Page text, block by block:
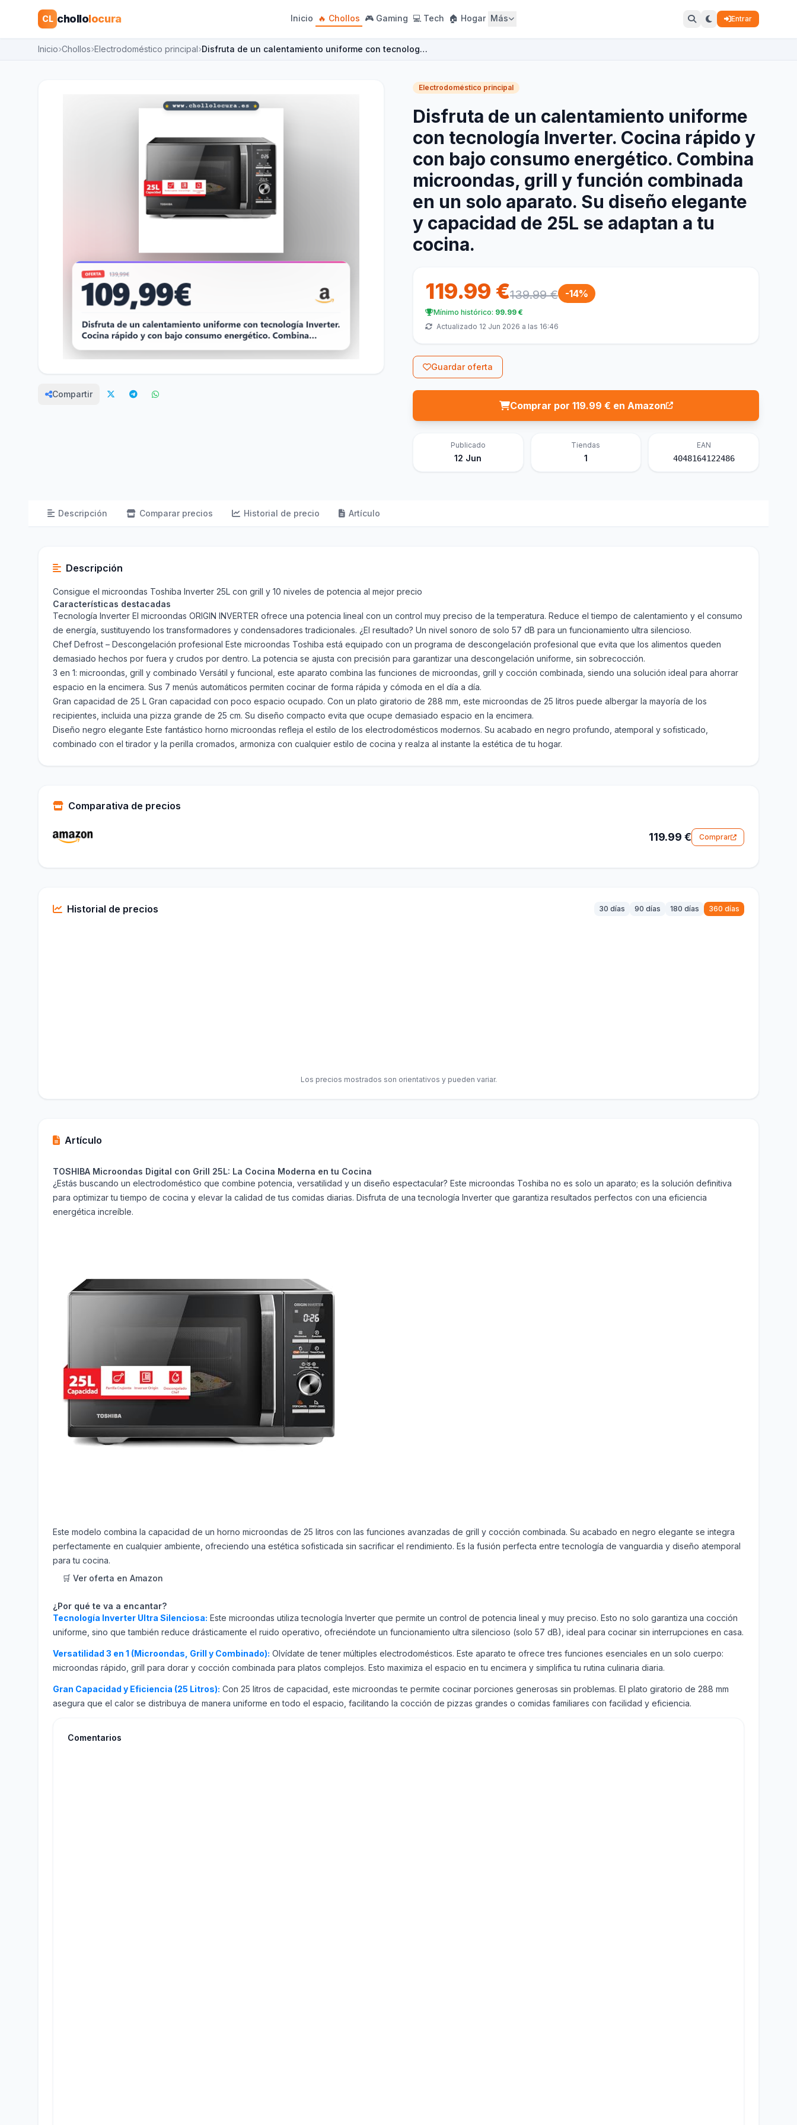
CL chollolocura Inicio 🔥 Chollos 🎮 Gaming 💻 Tech 🏠 Hogar Más Entrar
Inicio Chollos Electrodoméstico principal Disfruta de un calentamiento uniforme con tecnolog…
Compartir
Electrodoméstico principal
Disfruta de un calentamiento uniforme
con tecnología Inverter. Cocina rápido y
con bajo consumo energético. Combina
microondas, grill y función combinada
en un solo aparato. Su diseño elegante
y capacidad de 25L se adaptan a tu
cocina.
119.99 €139.99 € -14%
Mínimo histórico: 99.99 €
Actualizado 12 Jun 2026 a las 16:46
Guardar oferta
Comprar por 119.99 € en Amazon
Publicado
12 Jun
Tiendas
1
EAN
4048164122486
Descripción Comparar precios Historial de precio Artículo
Descripción
Consigue el microondas Toshiba Inverter 25L con grill y 10 niveles de potencia al mejor precio
Características destacadas
Tecnología Inverter El microondas ORIGIN INVERTER ofrece una potencia lineal con un control muy preciso de la temperatura. Reduce el tiempo de calentamiento y el consumo
de energía, sustituyendo los transformadores y condensadores tradicionales. ¿El resultado? Un nivel sonoro de solo 57 dB para un funcionamiento ultra silencioso.
Chef Defrost – Descongelación profesional Este microondas Toshiba está equipado con un programa de descongelación profesional que evita que los alimentos queden
demasiado hechos por fuera y crudos por dentro. La potencia se ajusta con precisión para garantizar una descongelación uniforme, sin sobrecocción.
3 en 1: microondas, grill y combinado Versátil y funcional, este aparato combina las funciones de microondas, grill y cocción combinada, siendo una solución ideal para ahorrar
espacio en la encimera. Sus 7 menús automáticos permiten cocinar de forma rápida y cómoda en el día a día.
Gran capacidad de 25 L Gran capacidad con poco espacio ocupado. Con un plato giratorio de 288 mm, este microondas de 25 litros puede albergar la mayoría de los
recipientes, incluida una pizza grande de 25 cm. Su diseño compacto evita que ocupe demasiado espacio en la encimera.
Diseño negro elegante Este fantástico horno microondas refleja el estilo de los electrodomésticos modernos. Su acabado en negro profundo, atemporal y sofisticado,
combinado con el tirador y la perilla cromados, armoniza con cualquier estilo de cocina y realza al instante la estética de tu hogar.
Comparativa de precios
119.99 € Comprar
Historial de precios 30 días 90 días 180 días 360 días
Los precios mostrados son orientativos y pueden variar.
Artículo
TOSHIBA Microondas Digital con Grill 25L: La Cocina Moderna en tu Cocina
¿Estás buscando un electrodoméstico que combine potencia, versatilidad y un diseño espectacular? Este microondas Toshiba no es solo un aparato; es la solución definitiva
para optimizar tu tiempo de cocina y elevar la calidad de tus comidas diarias. Disfruta de una tecnología Inverter que garantiza resultados perfectos con una eficiencia
energética increíble.
Este modelo combina la capacidad de un horno microondas de 25 litros con las funciones avanzadas de grill y cocción combinada. Su acabado en negro elegante se integra
perfectamente en cualquier ambiente, ofreciendo una estética sofisticada sin sacrificar el rendimiento. Es la fusión perfecta entre tecnología de vanguardia y diseño atemporal
para tu cocina.
🛒 Ver oferta en Amazon
¿Por qué te va a encantar?
Tecnología Inverter Ultra Silenciosa: Este microondas utiliza tecnología Inverter que permite un control de potencia lineal y muy preciso. Esto no solo garantiza una cocción
uniforme, sino que también reduce drásticamente el ruido operativo, ofreciéndote un funcionamiento ultra silencioso (solo 57 dB), ideal para cocinar sin interrupciones en casa.
Versatilidad 3 en 1 (Microondas, Grill y Combinado): Olvídate de tener múltiples electrodomésticos. Este aparato te ofrece tres funciones esenciales en un solo cuerpo:
microondas rápido, grill para dorar y cocción combinada para platos complejos. Esto maximiza el espacio en tu encimera y simplifica tu rutina culinaria diaria.
Gran Capacidad y Eficiencia (25 Litros): Con 25 litros de capacidad, este microondas te permite cocinar porciones generosas sin problemas. El plato giratorio de 288 mm
asegura que el calor se distribuya de manera uniforme en todo el espacio, facilitando la cocción de pizzas grandes o comidas familiares con facilidad y eficiencia.
Comentarios